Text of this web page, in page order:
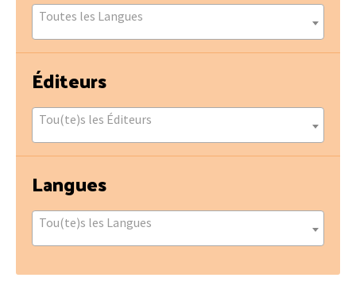
Toutes les Langues
Éditeurs
Tou(te)s les Éditeurs
Langues
Tou(te)s les Langues